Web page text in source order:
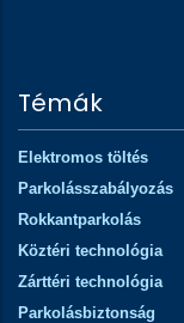
Témák
Elektromos töltés
Parkolásszabályozás
Rokkantparkolás
Köztéri technológia
Zárttéri technológia
Parkolásbiztonság